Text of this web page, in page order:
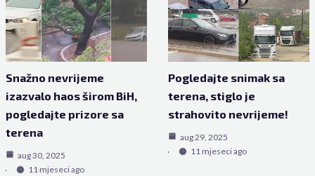
Snažno nevrijeme
izazvalo haos širom BiH,
pogledajte prizore sa
terena
aug 30, 2025
11 mjeseci ago
Pogledajte snimak sa
terena, stiglo je
strahovito nevrijeme!
aug 29, 2025
11 mjeseci ago